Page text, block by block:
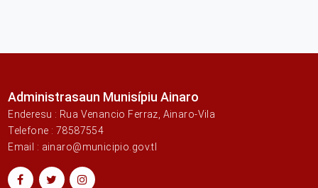
Administrasaun Munisípiu Ainaro
Enderesu : Rua Venancio Ferraz, Ainaro-Vila
Telefone : 78587554
Email : ainaro@municipio.gov.tl